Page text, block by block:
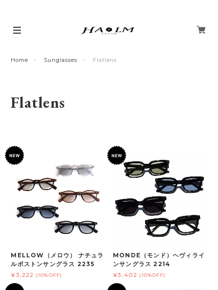
Home Sunglasses Flatlens
Flatlens
MELLOW（メロウ） ナチュラ
ルボストンサングラス 2235
¥3,222
(10%OFF)
MONDE（モンド）ヘヴィライ
ンサングラス 2214
¥3,402 (10%OFF)